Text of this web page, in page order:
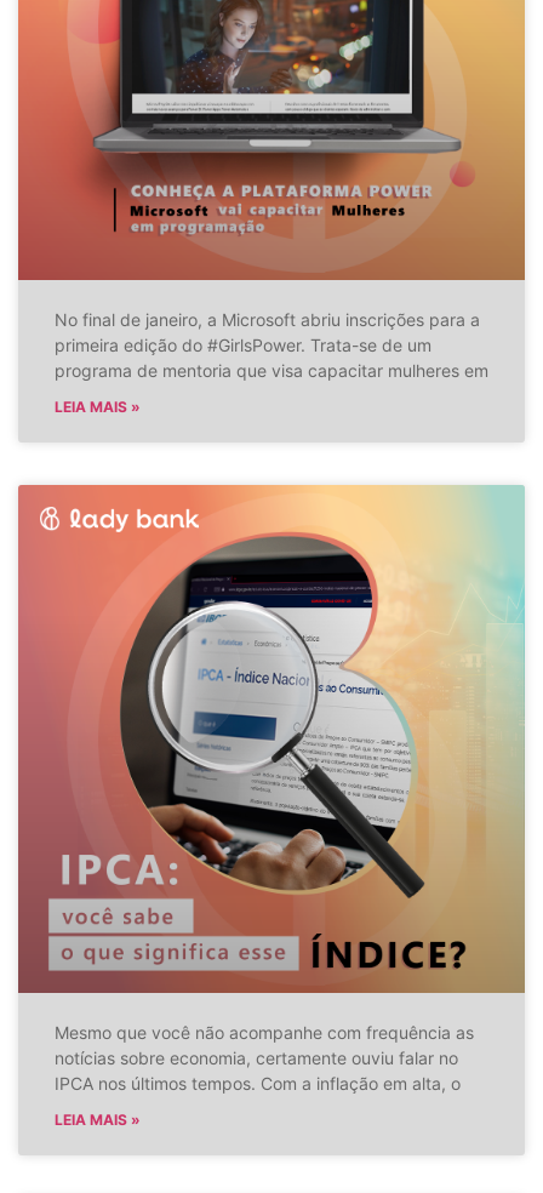
No final de janeiro, a Microsoft abriu inscrições para a
primeira edição do #GirlsPower. Trata-se de um
programa de mentoria que visa capacitar mulheres em
LEIA MAIS »
Mesmo que você não acompanhe com frequência as
notícias sobre economia, certamente ouviu falar no
IPCA nos últimos tempos. Com a inflação em alta, o
LEIA MAIS »